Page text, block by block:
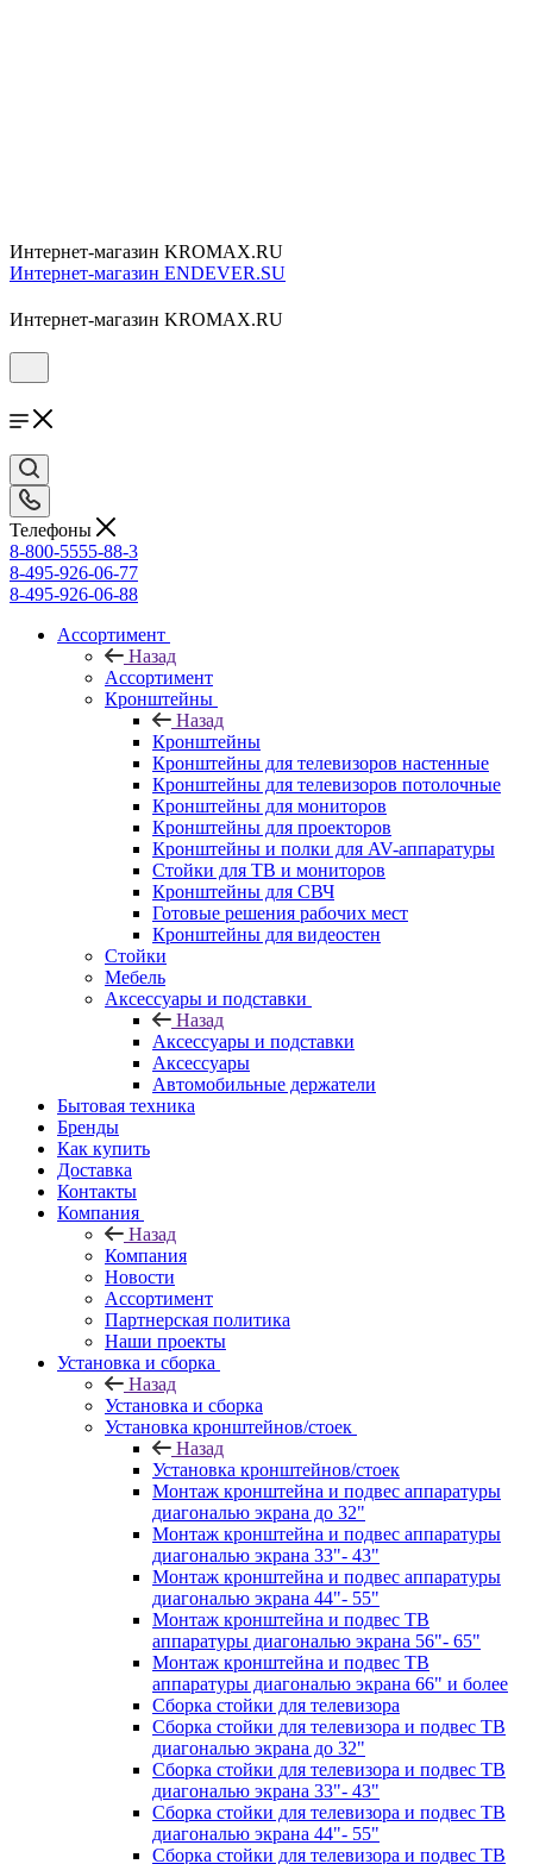
Интернет-магазин KROMAX.RU
Интернет-магазин ENDEVER.SU
Интернет-магазин KROMAX.RU
Телефоны
8-800-5555-88-3
8-495-926-06-77
8-495-926-06-88
Ассортимент
Назад
Ассортимент
Кронштейны
Назад
Кронштейны
Кронштейны для телевизоров настенные
Кронштейны для телевизоров потолочные
Кронштейны для мониторов
Кронштейны для проекторов
Кронштейны и полки для AV-аппаратуры
Стойки для ТВ и мониторов
Кронштейны для СВЧ
Готовые решения рабочих мест
Кронштейны для видеостен
Стойки
Мебель
Аксессуары и подставки
Назад
Аксессуары и подставки
Аксессуары
Автомобильные держатели
Бытовая техника
Бренды
Как купить
Доставка
Контакты
Компания
Назад
Компания
Новости
Ассортимент
Партнерская политика
Наши проекты
Установка и сборка
Назад
Установка и сборка
Установка кронштейнов/стоек
Назад
Установка кронштейнов/стоек
Монтаж кронштейна и подвес аппаратуры
диагональю экрана до 32"
Монтаж кронштейна и подвес аппаратуры
диагональю экрана 33"- 43"
Монтаж кронштейна и подвес аппаратуры
диагональю экрана 44"- 55"
Монтаж кронштейна и подвес ТВ
аппаратуры диагональю экрана 56"- 65"
Монтаж кронштейна и подвес ТВ
аппаратуры диагональю экрана 66" и более
Сборка стойки для телевизора
Сборка стойки для телевизора и подвес ТВ
диагональю экрана до 32"
Сборка стойки для телевизора и подвес ТВ
диагональю экрана 33"- 43"
Сборка стойки для телевизора и подвес ТВ
диагональю экрана 44"- 55"
Сборка стойки для телевизора и подвес ТВ